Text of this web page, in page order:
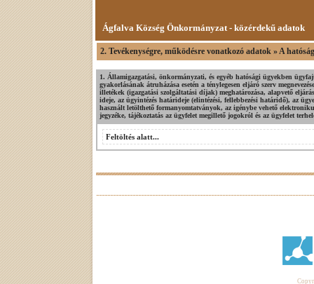
Ágfalva Község Önkormányzat - közérdekű adatok
2. Tevékenységre, működésre vonatkozó adatok » A
1. Államigazgatási, önkormányzati, és egyéb hatósági ügyekben
gyakorlásának átruházása esetén a ténylegesen eljáró szerv
illetékek (igazgatási szolgáltatási díjak) meghatározása, alapvető
ideje, az ügyintézés határideje (elintézési, fellebbezési határidő), az
használt letölthető formanyomtatványok, az igénybe vehető
jegyzéke, tájékoztatás az ügyfelet megillető jogokról és az ügyfelet
Feltöltés alatt...